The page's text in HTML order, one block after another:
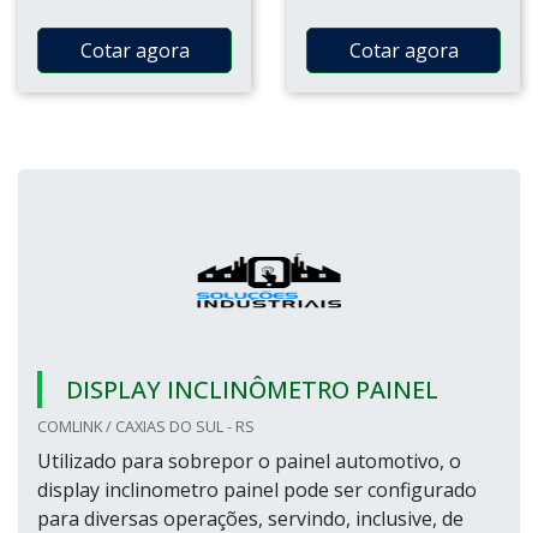
Cotar agora Cotar agora
DISPLAY INCLINÔMETRO PAINEL
COMLINK / CAXIAS DO SUL - RS
Utilizado para sobrepor o painel automotivo, o
display inclinometro painel pode ser configurado
para diversas operações, servindo, inclusive, de